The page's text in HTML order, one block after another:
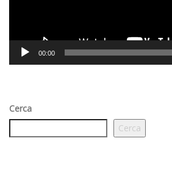
00:00
Cerca
Cerca